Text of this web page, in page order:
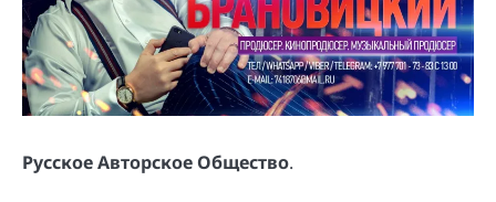
Русское Авторское Общество.